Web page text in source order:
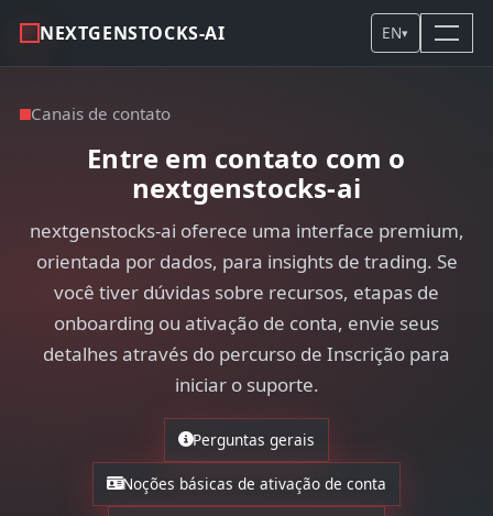
NEXTGENSTOCKS-AI EN▾
Canais de contato
Entre em contato com o
nextgenstocks-ai
nextgenstocks-ai oferece uma interface premium,
orientada por dados, para insights de trading. Se
você tiver dúvidas sobre recursos, etapas de
onboarding ou ativação de conta, envie seus
detalhes através do percurso de Inscrição para
iniciar o suporte.
Perguntas gerais
Noções básicas de ativação de conta